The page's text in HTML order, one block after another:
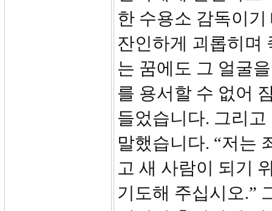
한 수용소 감독이
잔인하게 괴롭히며
는 꿈에도 그 얼굴
를 용서할 수 없어
들었습니다. 그리
말했습니다. “저는
고 새 사람이 되기
기도해 주십시오.”